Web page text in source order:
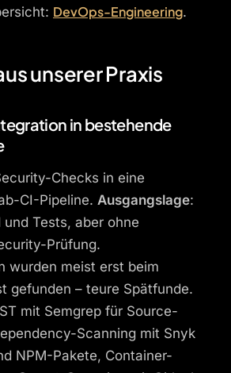
DevOps-Engineering.
unserer Praxis
in bestehende
Checks in eine
CI-Pipeline. Ausgangslage:
und Tests, aber ohne
Prüfung.
wurden meist erst beim
gefunden – teure Spätfunde.
mit Semgrep für Source-
Scanning mit Snyk
NPM-Pakete, Container-